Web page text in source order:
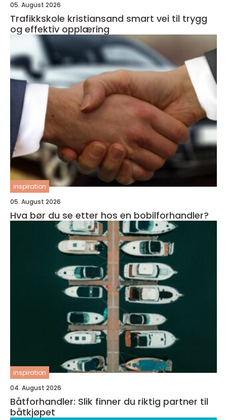
05. August 2026
Trafikkskole kristiansand smart vei til trygg
og effektiv opplæring
inspiration
05. August 2026
Hva bør du se etter hos en bobilforhandler?
inspiration
04. August 2026
Båtforhandler: Slik finner du riktig partner til
båtkjøpet